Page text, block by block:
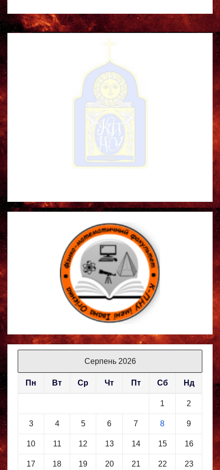
Серпень 2026
Пн Вт Ср Чт Пт Сб Нд
1 2
3 4 5 6 7 8 9
10 11 12 13 14 15 16
17 18 19 20 21 22 23